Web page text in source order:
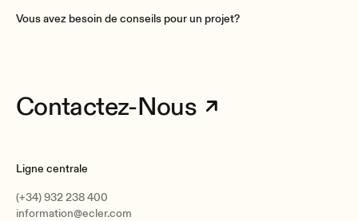
Vous avez besoin de conseils pour un projet?
Contactez-Nous
Ligne centrale
(+34) 932 238 400
information@ecler.com